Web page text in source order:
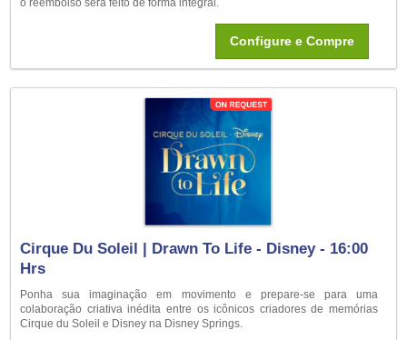
o reembolso será feito de forma integral.
Configure e Compre
Cirque Du Soleil | Drawn To Life - Disney - 16:00
Hrs
Ponha sua imaginação em movimento e prepare-se para uma
colaboração criativa inédita entre os icônicos criadores de memórias
Cirque du Soleil e Disney na Disney Springs.